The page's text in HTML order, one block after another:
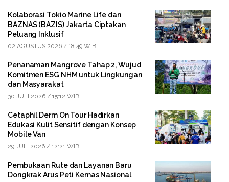
Kolaborasi Tokio Marine Life dan
BAZNAS (BAZIS) Jakarta Ciptakan
Peluang Inklusif
02 AGUSTUS 2026 / 18:49 WIB
Penanaman Mangrove Tahap 2, Wujud
Komitmen ESG NHM untuk Lingkungan
dan Masyarakat
30 JULI 2026 / 15:12 WIB
Cetaphil Derm On Tour Hadirkan
Edukasi Kulit Sensitif dengan Konsep
Mobile Van
29 JULI 2026 / 12:21 WIB
Pembukaan Rute dan Layanan Baru
Dongkrak Arus Peti Kemas Nasional